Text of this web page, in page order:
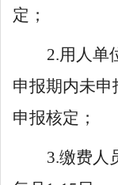
定；
2.用人单
申报期内未
申报核定；
3.缴费人